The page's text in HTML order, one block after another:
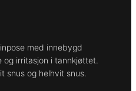
med innebygd
irritasjon i tannkjøttet.
snus og helhvit snus.